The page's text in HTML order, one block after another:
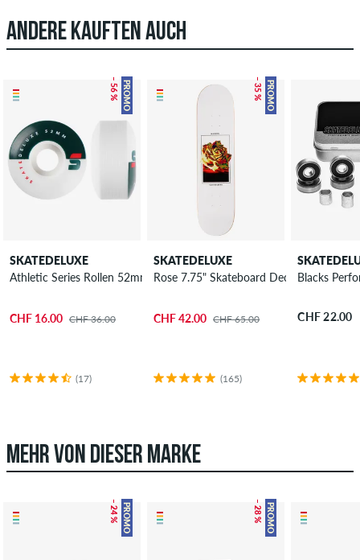
ANDERE KAUFTEN AUCH
PROMO
– 56 %
SKATEDELUXE
Athletic Series Rollen 52mm 100A 4er Pack
CHF 16.00 CHF 36.00
(17)
PROMO
– 35 %
SKATEDELUXE
Rose 7.75" Skateboard Deck
CHF 42.00 CHF 65.00
(165)
Blacks
CHF 22.00
MEHR VON DIESER MARKE
PROMO
– 24 % PROMO
– 28 %